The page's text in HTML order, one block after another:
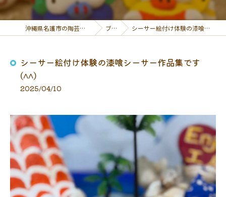
沖縄県名護市の陶芸体験ならEnjoy工房 ブログ シーサー絵付け体験の漆喰シーサー作品集です(^^)
シーサー絵付け体験の漆喰シーサー作品集です
(^^)
2025/04/10